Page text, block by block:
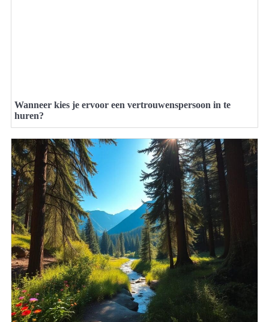
Wanneer kies je ervoor een vertrouwenspersoon in te
huren?